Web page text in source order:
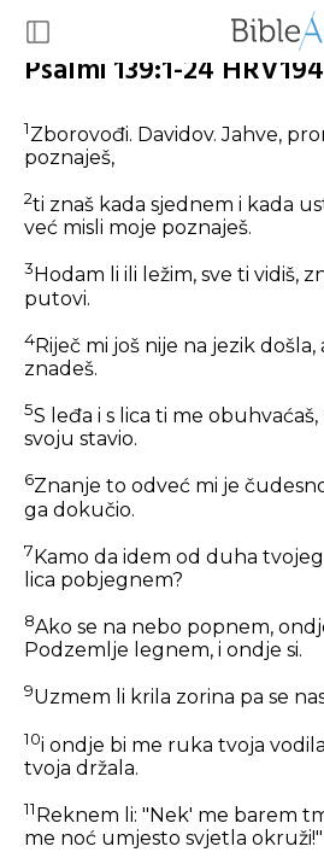
Psalmi 139:1-24
1Zborovođi. Davidov. Jahve,
poznaješ,
2ti znaš kada sjednem i kada
već misli moje poznaješ.
3 Hodam li ili ležim, sve ti vidiš,
putovi.
4Riječ mi još nije na jezik došla,
znadeš.
5S leđa i s lica ti me
svoju stavio.
6Znanje to odveć mi je
ga dokučio.
7Kamo da idem od duha
lica pobjegnem?
8Ako se na nebo popnem,
Podzemlje legnem, i ondje si.
9Uzmem li krila zorina pa se
10i ondje bi me ruka tvoja
tvoja držala.
11 Reknem li: "Nek' me barem
me noć umjesto svjetla